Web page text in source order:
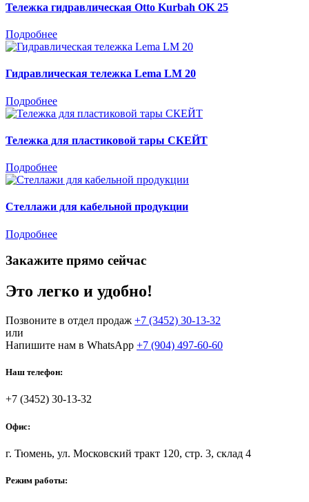
Тележка гидравлическая Otto Kurbah OK 25
Подробнее
Гидравлическая тележка Lema LM 20
Подробнее
Тележка для пластиковой тары СКЕЙТ
Подробнее
Стеллажи для кабельной продукции
Подробнее
Закажите прямо сейчас
Это легко и удобно!
Позвоните в отдел продаж +7 (3452) 30-13-32
или
Напишите нам в WhatsApp +7 (904) 497-60-60
Наш телефон:
+7 (3452) 30-13-32
Офис:
г. Тюмень, ул. Московский тракт 120, стр. 3, склад 4
Режим работы: